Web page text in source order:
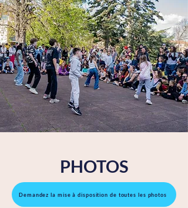
PHOTOS
Demandez la mise à disposition de toutes les photos